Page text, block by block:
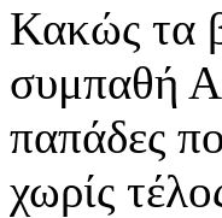
Κακώς τα
συμπαθή
παπάδες
χωρίς